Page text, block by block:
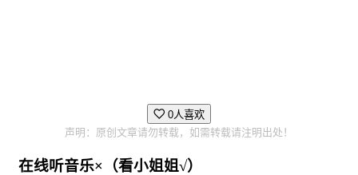
0人喜欢
声明：原创文章请勿转载，如需转载请注明出处！
在线听音乐×（看小姐姐√）